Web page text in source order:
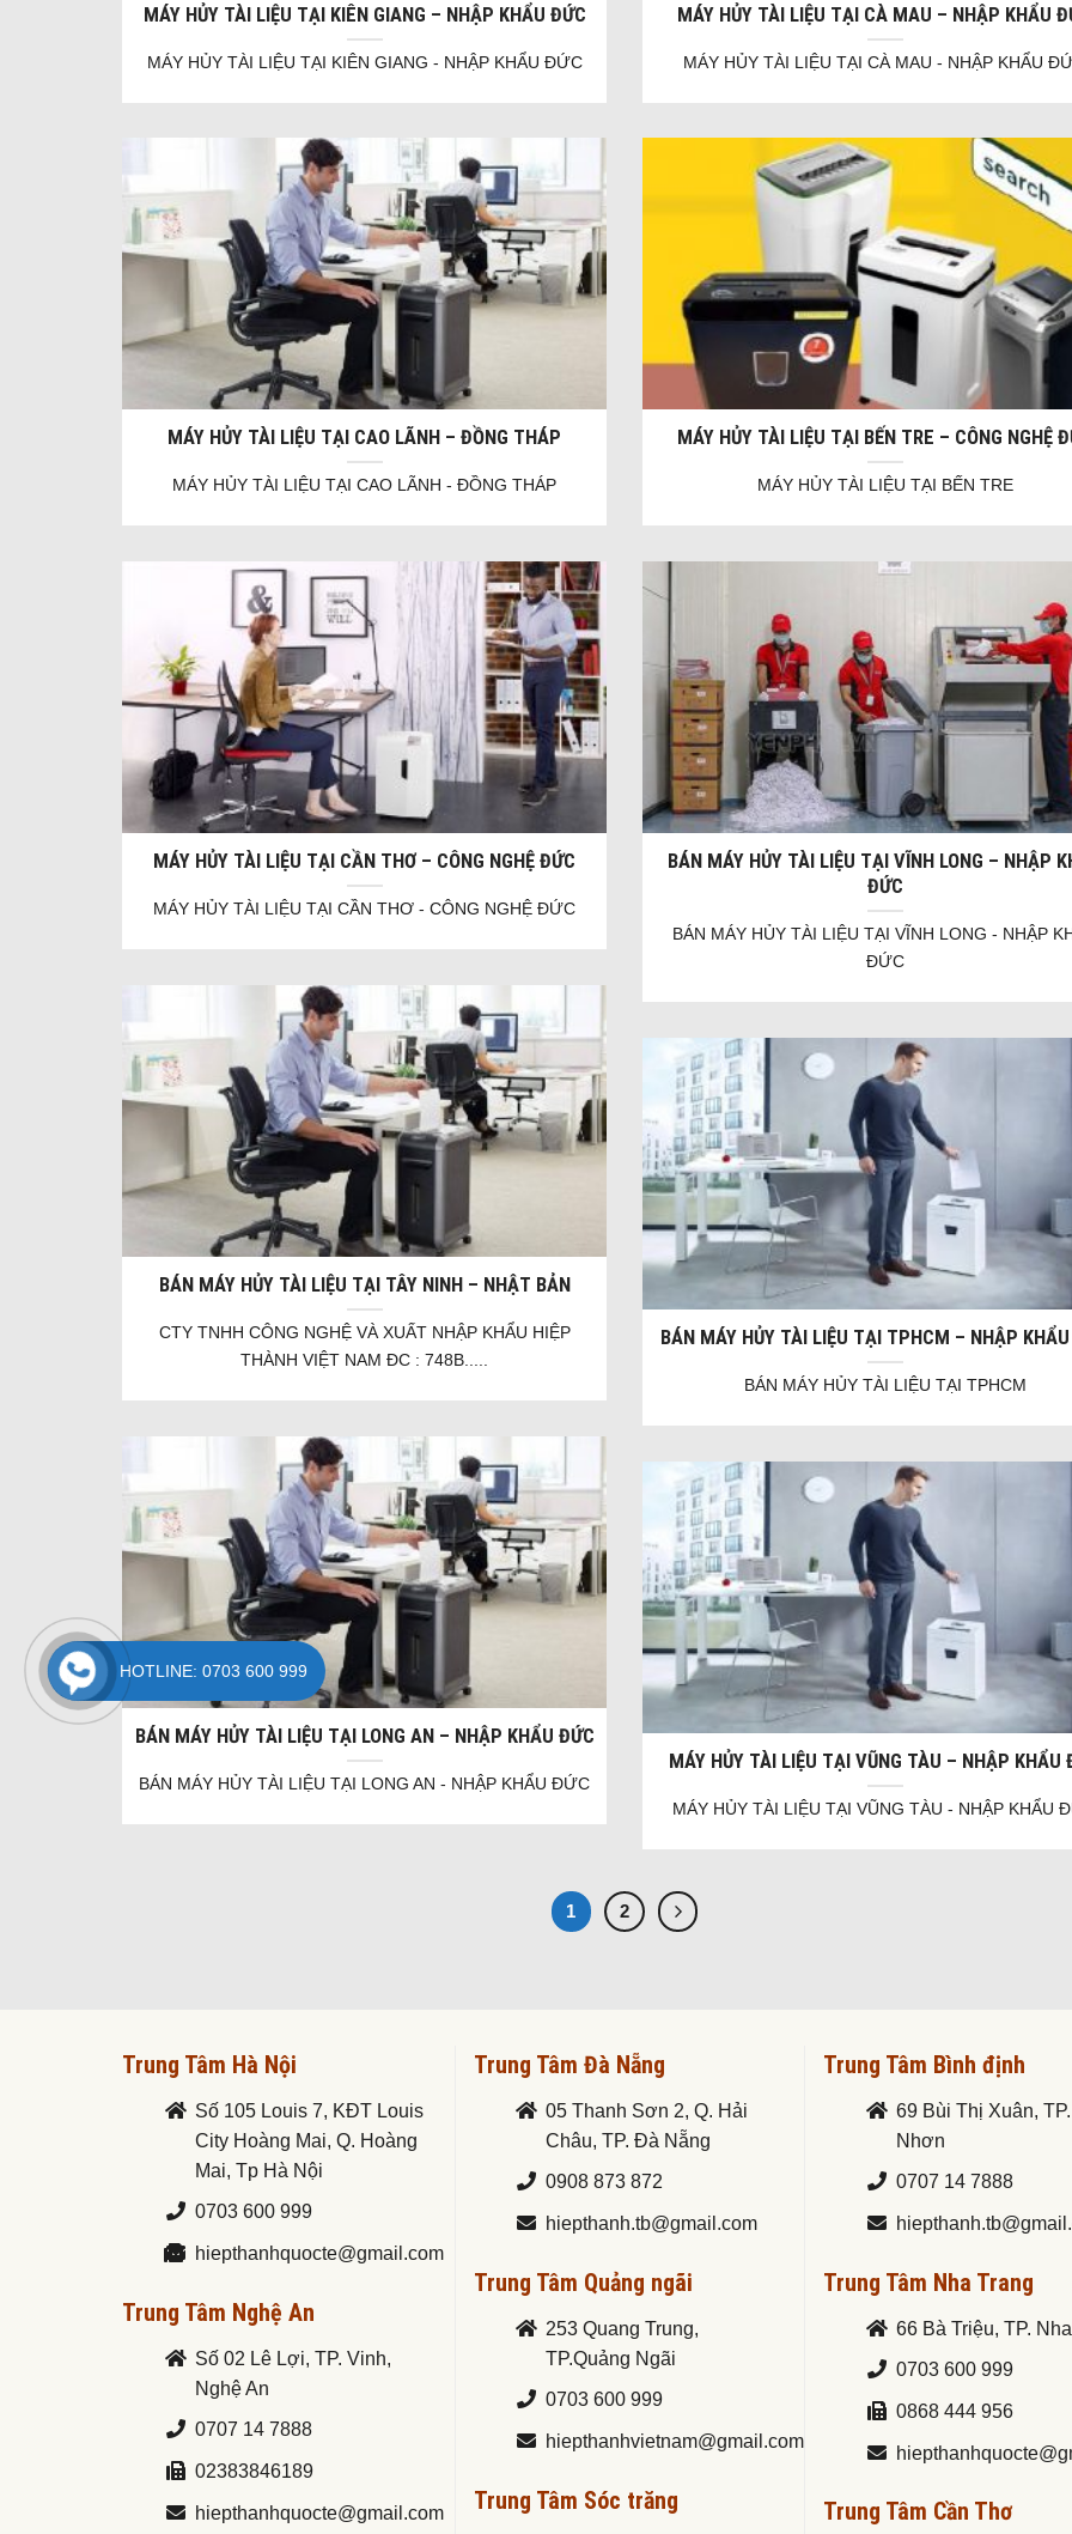
MÁY HỦY TÀI LIỆU TẠI KIÊN GIANG – NHẬP KHẨU ĐỨC
MÁY HỦY TÀI LIỆU TẠI KIÊN GIANG - NHẬP KHẨU ĐỨC
MÁY HỦY TÀI LIỆU TẠI CÀ MAU – NHẬP KHẨU
MÁY HỦY TÀI LIỆU TẠI CÀ MAU - NHẬP KHẨU
MÁY HỦY TÀI LIỆU TẠI CAO LÃNH – ĐỒNG THÁP
MÁY HỦY TÀI LIỆU TẠI CAO LÃNH - ĐỒNG THÁP
MÁY HỦY TÀI LIỆU TẠI BẾN TRE – CÔNG NGHỆ
MÁY HỦY TÀI LIỆU TẠI BẾN TRE
MÁY HỦY TÀI LIỆU TẠI CẦN THƠ – CÔNG NGHỆ ĐỨC
MÁY HỦY TÀI LIỆU TẠI CẦN THƠ - CÔNG NGHỆ ĐỨC
BÁN MÁY HỦY TÀI LIỆU TẠI VĨNH LONG – NHẬP
ĐỨC
BÁN MÁY HỦY TÀI LIỆU TẠI VĨNH LONG - NHẬP
ĐỨC
BÁN MÁY HỦY TÀI LIỆU TẠI TÂY NINH – NHẬT BẢN
CTY TNHH CÔNG NGHỆ VÀ XUẤT NHẬP KHẨU HIỆP
THÀNH VIỆT NAM ĐC : 748B.....
BÁN MÁY HỦY TÀI LIỆU TẠI TPHCM – NHẬP
BÁN MÁY HỦY TÀI LIỆU TẠI TPHCM
BÁN MÁY HỦY TÀI LIỆU TẠI LONG AN – NHẬP KHẨU ĐỨC
BÁN MÁY HỦY TÀI LIỆU TẠI LONG AN - NHẬP KHẨU ĐỨC
MÁY HỦY TÀI LIỆU TẠI VŨNG TÀU – NHẬP KHẨU
MÁY HỦY TÀI LIỆU TẠI VŨNG TÀU - NHẬP KHẨU
1 2
Trung Tâm Hà Nội
Số 105 Louis 7, KĐT Louis
City Hoàng Mai, Q. Hoàng
Mai, Tp Hà Nội
0703 600 999
hiepthanhquocte@gmail.com
Trung Tâm Nghệ An
Số 02 Lê Lợi, TP. Vinh,
Nghệ An
0707 14 7888
02383846189
hiepthanhquocte@gmail.com
Trung Tâm Đà Nẵng
05 Thanh Sơn 2, Q. Hải
Châu, TP. Đà Nẵng
0908 873 872
hiepthanh.tb@gmail.com
Trung Tâm Quảng ngãi
253 Quang Trung,
TP.Quảng Ngãi
0703 600 999
hiepthanhvietnam@gmail.com
Trung Tâm Sóc trăng
Trung Tâm Bình định
69 Bùi Thị Xuân,
Nhơn
0707 14 7888
Trung Tâm Nha Trang
66 Bà Triệu, TP.
0703 600 999
0868 444 956
Trung Tâm Cần Thơ
HOTLINE: 0703 600 999